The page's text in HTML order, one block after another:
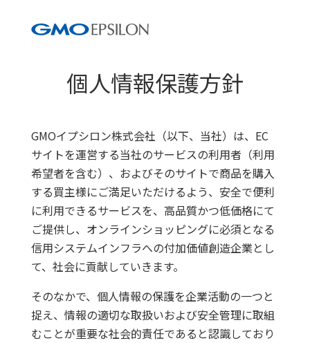
個人情報保護方針
GMOイプシロン株式会社（以下、当社）は、EC
サイトを運営する当社のサービスの利用者（利用
希望者を含む）、およびそのサイトで商品を購入
する買主様にご満足いただけるよう、安全で便利
に利用できるサービスを、高品質かつ低価格にて
ご提供し、オンラインショッピングに必須となる
信用システムインフラへの付加価値創造企業とし
て、社会に貢献していきます。
そのなかで、個人情報の保護を企業活動の一つと
捉え、情報の適切な取扱いおよび安全管理に取組
むことが重要な社会的責任であると認識しており